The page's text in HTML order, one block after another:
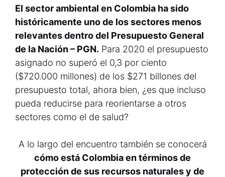
El sector ambiental en Colombia ha sido
históricamente uno de los sectores menos
relevantes dentro del Presupuesto General
de la Nación – PGN. Para 2020 el presupuesto
asignado no superó el 0,3 por ciento
($720.000 millones) de los $271 billones del
presupuesto total, ahora bien, ¿es que incluso
pueda reducirse para reorientarse a otros
sectores como el de salud?
A lo largo del encuentro también se conocerá
cómo está Colombia en términos de
protección de sus recursos naturales y de